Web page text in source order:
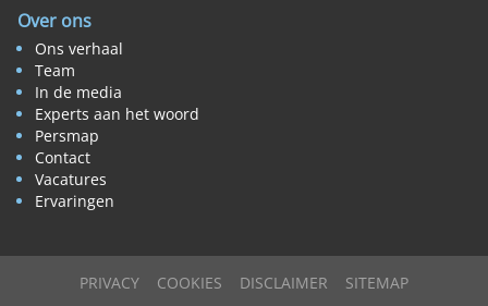
Over ons
Ons verhaal
Team
In de media
Experts aan het woord
Persmap
Contact
Vacatures
Ervaringen
PRIVACY COOKIES DISCLAIMER SITEMAP